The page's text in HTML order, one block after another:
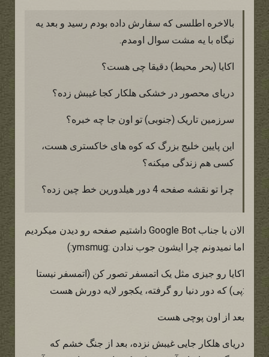
بالاخره اطلسی که سفارش داده بودم رسید و بعد یه
نیگاه با یه مشت سوال اومدم.
اکایا (بحر محیط) دقیقا چی هست؟
دریای محصور در خشکی هلکار کجا غیبش زده؟
سرزمین تاریک (جنوبی) تو اون جا چه خبره؟
این پایین خلیج بزرگ که کوه های خاکستری هست،
کسی هم زندگی میکنه؟
چرا تو نقشه صفحه 4 دور هیلدورین خط چین زده؟
الان با جناب Google Bot داشتیم صفحه رو دیدن میکردیم
اما نمیدونم چرا ایشون جوب ندادن :ymsmug:)
اکایا رو جیزی مثل یک اتمسفر تصور کن (اتمسفر نیستا
:پی) که دور دنیا رو گرفته، یکجور لایه دورش هست
بعد از اون پوچی هست
دریای هلکار جایی غیبش نزده، بعد از جنگ خشم که